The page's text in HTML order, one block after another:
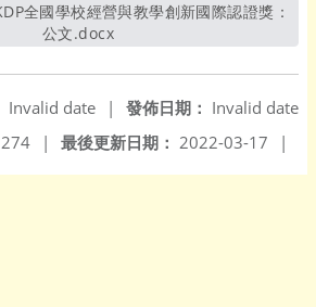
公文.docx另開新視窗
發佈日期： Invalid date
Invalid date
|
最後更新日期： 2022-03-17 |
274 |